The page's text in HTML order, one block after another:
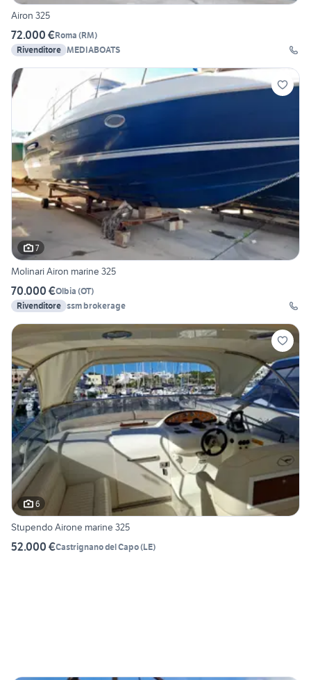
Airon 325
72.000 €Roma (RM)
Rivenditore MEDIABOATS
7
Molinari Airon marine 325
70.000 €Olbia (OT)
Rivenditore ssm brokerage
6
Stupendo Airone marine 325
52.000 €Castrignano del Capo(LE)